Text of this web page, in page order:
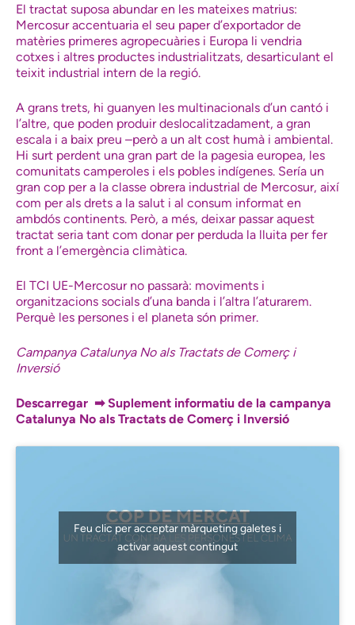
El tractat suposa abundar en les mateixes matrius:
Mercosur accentuaria el seu paper d’exportador de
matèries primeres agropecuàries i Europa li vendria
cotxes i altres productes industrialitzats, desarticulant el
teixit industrial intern de la regió.
A grans trets, hi guanyen les multinacionals d’un cantó i
l’altre, que poden produir deslocalitzadament, a gran
escala i a baix preu –però a un alt cost humà i ambiental.
Hi surt perdent una gran part de la pagesia europea, les
comunitats camperoles i els pobles indígenes. Sería un
gran cop per a la classe obrera industrial de Mercosur, així
com per als drets a la salut i al consum informat en
ambdós continents. Però, a més, deixar passar aquest
tractat seria tant com donar per perduda la lluita per fer
front a l’emergència climàtica.
El TCI UE-Mercosur no passarà: moviments i
organitzacions socials d’una banda i l’altra l’aturarem.
Perquè les persones i el planeta són primer.
Campanya Catalunya No als Tractats de Comerç i
Inversió
Descarregar ➡Suplement informatiu de la campanya
Catalunya No als Tractats de Comerç i Inversió
Feu clic per acceptar màrqueting galetes i
activar aquest contingut